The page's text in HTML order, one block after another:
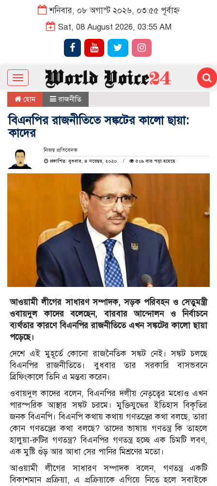
শনিবার, ০৮ অগাস্ট ২০২৬, ০৩:৫৫ পূর্বাহ্ন
Sat, 08 August 2026, 03:55 AM
Toggle
navigation
হোম রাজনীতি
বিএনপির রাজনীতিতে সঙ্কটের কালো ছায়া:
কাদের
নিজস্ব প্রতিবেদক
প্রকাশিত: বুধবার, ৪ নভেম্বর, ২০২০
৫০৯ বার পড়া হয়েছে
আওয়ামী লীগের সাধারণ সম্পাদক, সড়ক পরিবহন ও সেতুমন্ত্রী
ওবায়দুল কাদের বলেছেন, বারবার আন্দোলন ও নির্বাচনে
ব্যর্থতার কারণে বিএনপির রাজনীতিতে এখন সঙ্কটের কালো ছায়া
পড়েছে।
দেশে এই মুহূর্তে কোনো রাজনৈতিক সঙ্কট নেই। সঙ্কট চলছে
বিএনপির রাজনীতিতে। বুধবার তার সরকারি বাসভবনে
ব্রিফিংকালে তিনি এ মন্তব্য করেন।
ওবায়দুল কাদের বলেন, বিএনপির দলীয় নেতৃত্বের মধ্যেও এখন
পারস্পরিক আস্থার সঙ্কট চরমে। মুক্তিযুদ্ধের ইতিহাস বিকৃতির
জনক বিএনপি। বিএনপি কথায় কথায় গণতন্ত্রের কথা বলছে, তারা
কোন গণতন্ত্রের কথা বলছে? তাদের ভাষায় গণতন্ত্র কি তাহলে
হালুয়া-রুটির গণতন্ত্র? বিএনপির গণতন্ত্র হচ্ছে এক চিমটি লবণ,
এক মুষ্টি গুঁড় আর আধা সের পানির মিশ্রণের মতো।
আওয়ামী লীগের সাধারণ সম্পাদক বলেন, গণতন্ত্র একটি
বিকাশমান প্রক্রিয়া, এ প্রক্রিয়াকে এগিয়ে নিতে হলে সবাইকে